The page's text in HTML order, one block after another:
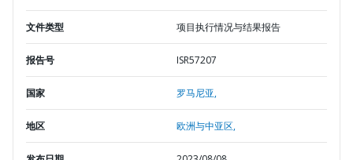
文件类型 项目执行情况与结果报告
报告号 ISR57207
国家 罗马尼亚,
地区 欧洲与中亚区,